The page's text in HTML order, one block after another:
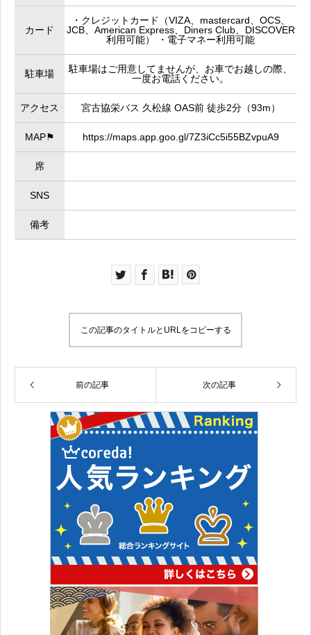
カード
・クレジットカード（VIZA、mastercard、OCS、
JCB、American Express、Diners Club、DISCOVER
利用可能） ・電子マネー利用可能
駐車場
駐車場はご用意してませんが、お車でお越しの際、
一度お電話ください。
アクセス 宮古協栄バス 久松線 OAS前 徒歩2分（93m）
MAP⚑ https://maps.app.goo.gl/7Z3iCc5i55BZvpuA9
席
SNS
備考
この記事のタイトルとURLをコピーする
前の記事 次の記事